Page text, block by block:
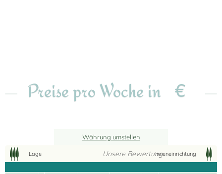
Preise pro Woche in €
Währung umstellen
Lage Unsere BewertungInneneinrichtung